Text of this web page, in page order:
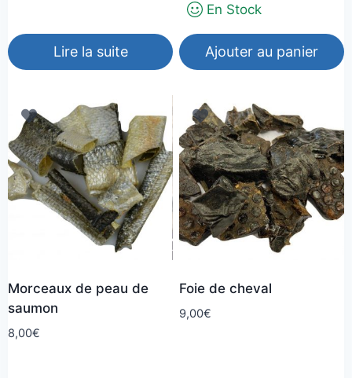
Lire la suite
En Stock
Ajouter au panier
Morceaux de peau de
saumon
8,00€
Foie de cheval
9,00€